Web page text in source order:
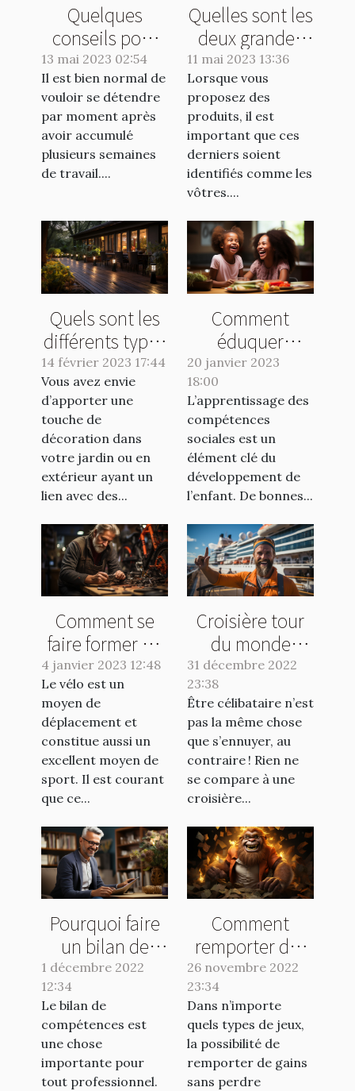
Quelques
conseils pour
éviter les
vomissements
lors d'un tour
de manège
13 mai 2023 02:54
Il est bien normal de
vouloir se détendre
par moment après
avoir accumulé
plusieurs semaines
de travail....
Quelles sont les
deux grandes
catégories de
marquage
industriel?
11 mai 2023 13:36
Lorsque vous
proposez des
produits, il est
important que ces
derniers soient
identifiés comme les
vôtres....
Quels sont les
différents types
d’éclairage que
vous pouvez
avoir dans votre
jardin ?
14 février 2023 17:44
Vous avez envie
d’apporter une
touche de
décoration dans
votre jardin ou en
extérieur ayant un
lien avec des...
Comment
éduquer
positivement
votre enfant ?
20 janvier 2023
18:00
L’apprentissage des
compétences
sociales est un
élément clé du
développement de
l’enfant. De bonnes...
Comment se
faire former en
réparation vélo
?
4 janvier 2023 12:48
Le vélo est un
moyen de
déplacement et
constitue aussi un
excellent moyen de
sport. Il est courant
que ce...
Croisière tour
du monde
célibataire :
pourquoi une
croisière solo ?
31 décembre 2022
23:38
Être célibataire n’est
pas la même chose
que s’ennuyer, au
contraire ! Rien ne
se compare à une
croisière...
Pourquoi faire
un bilan de
compétences ?
1 décembre 2022
12:34
Le bilan de
compétences est
une chose
importante pour
tout professionnel.
Comment
remporter des
gains en jouant
au Crash Casino
?
26 novembre 2022
23:34
Dans n’importe
quels types de jeux,
la possibilité de
remporter de gains
sans perdre